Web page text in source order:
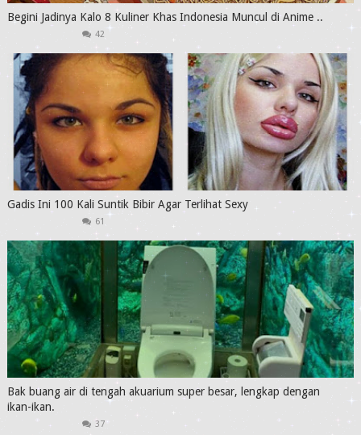
Begini Jadinya Kalo 8 Kuliner Khas Indonesia Muncul di Anime ..
42
Gadis Ini 100 Kali Suntik Bibir Agar Terlihat Sexy
61
Bak buang air di tengah akuarium super besar, lengkap dengan
ikan-ikan.
37